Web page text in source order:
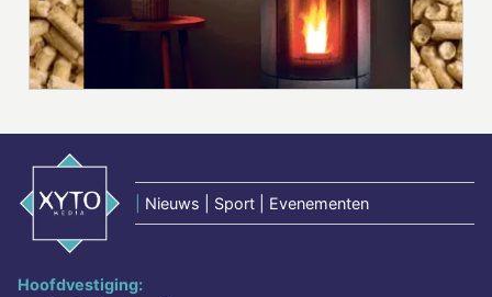
Nieuws | Sport | Evenementen
Hoofdvestiging: